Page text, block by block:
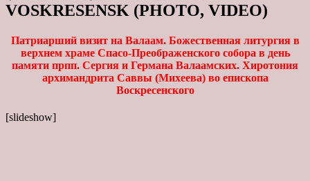
VOSKRESENSK (PHOTO, VIDEO)
Патриарший визит на Валаам. Божественная литургия в
верхнем храме Спасо-Преображенского собора в день
памяти прпп. Сергия и Германа Валаамских. Хиротония
архимандрита Саввы (Михеева) во епископа
Воскресенского
[slideshow]